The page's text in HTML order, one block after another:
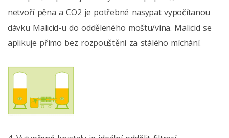
netvoří pěna a CO2 je potřebné nasypat vypočítanou
dávku Malicid-u do odděleného moštu/vína. Malicid se
aplikuje přímo bez rozpouštění za stálého míchání.